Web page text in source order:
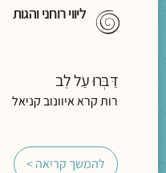
ליווי רוחני והגות
דַּבְּרוּ עַל לֵב
רות קרא איוונוב קניאל
להמשך קריאה >